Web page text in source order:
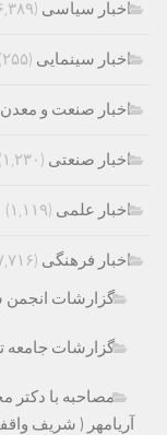
اخبار سیاسی (۶,۳۸۹)
اخبار سینمایی (۲۵۵)
اخبار صنعت و معدن
اخبار صنعتی (۱,۲۳۰)
اخبار علمی (۱,۱۱۹)
اخبار فرهنگی (۷,۷۱۶)
گزارشات انجمن
گزارشات جامعه
مصاحبه با دکتر
آریامهر ( شریف